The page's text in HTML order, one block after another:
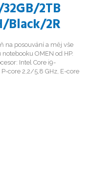
2TB
Black/2R
na posouvání a měj vše
OMEN od HP.
Intel Core i9-
core 2,2/5,8 GHz, E-core